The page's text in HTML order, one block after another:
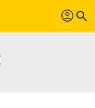
profil search